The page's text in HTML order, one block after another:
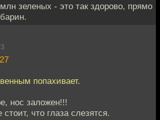
зеленых - это так здорово, прямо
попахивает.
нос заложен!!!
что глаза слезятся.